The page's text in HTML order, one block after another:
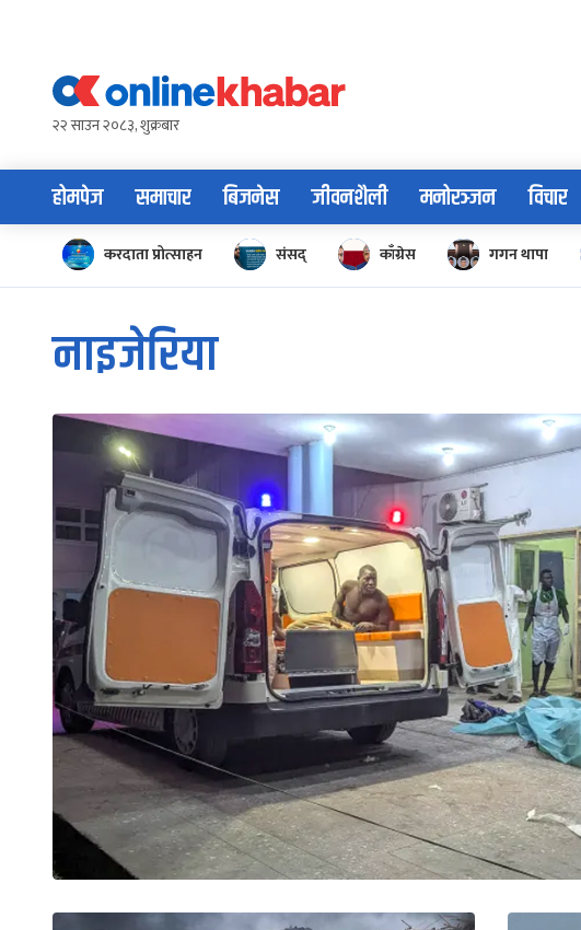
content२२ साउन २०८३, शुक्रबार
होमपेज समाचार बिजनेस जीवनशैली मनोरञ्जन विचार
करदाता प्रोत्साहन संसद् काँग्रेस गगन थापा
नाइजेरिया